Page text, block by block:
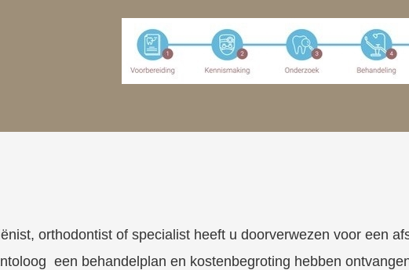
orthodontist of specialist heeft u doorverwezen voor een
een behandelplan en kostenbegroting hebben